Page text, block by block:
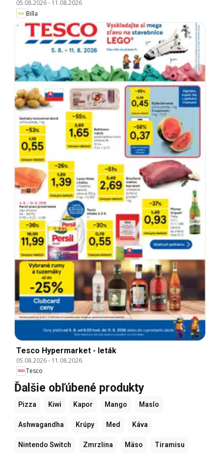
05.08.2026- 11.08.2026
Billa
Tesco Hypermarket - leták
05.08.2026- 11.08.2026
Tesco
Ďalšie obľúbené produkty
Pizza Kiwi Kapor Mango Maslo
Ashwagandha Krúpy Med Káva
Nintendo Switch Zmrzlina Mäso Tiramisu